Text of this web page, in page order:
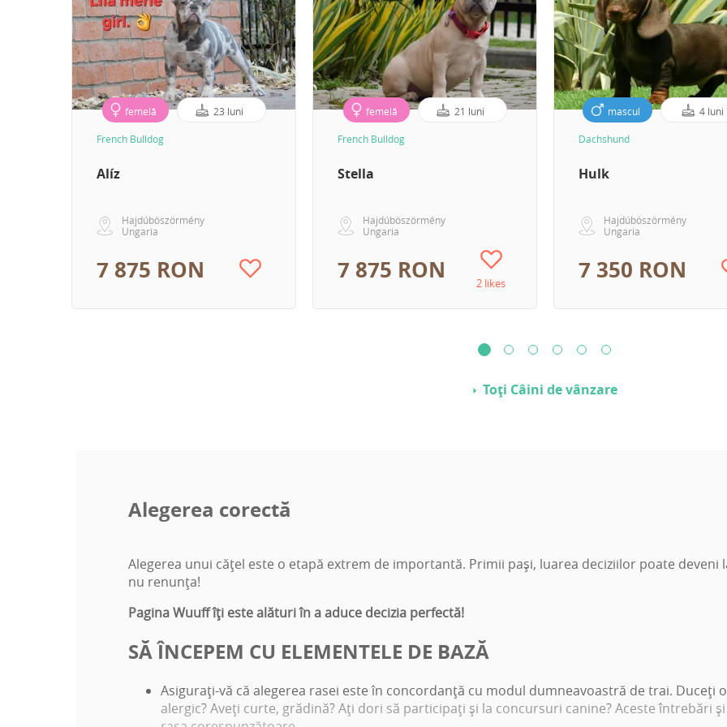
femelă 23 luni
French Bulldog
Alíz
Hajdúböszörmény
Ungaria
7 875 RON
femelă 21 luni
French Bulldog
Stella
Hajdúböszörmény
Ungaria
7 875 RON 2 likes
mascul 4 luni
Dachshund
Hulk
Hajdúböszörmény
Ungaria
7 350 RON
Toți Câini de vânzare
Alegerea corectă
Alegerea unui căţel este o etapă extrem de importantă. Primii paşi, luarea deciziilor poate deveni
nu renunţa!
Pagina Wuuff îţi este alături în a aduce decizia perfectă!
SĂ ÎNCEPEM CU ELEMENTELE DE BAZĂ
Asiguraţi-vă că alegerea rasei este în concordanţă cu modul dumneavoastră de trai. Duceţi
alergic? Aveţi curte, grădină? Aţi dori să participaţi şi la concursuri canine? Aceste întrebări